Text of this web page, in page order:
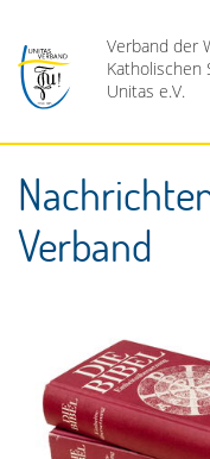
Verband der
Katholischen
Unitas e.V.
Verband